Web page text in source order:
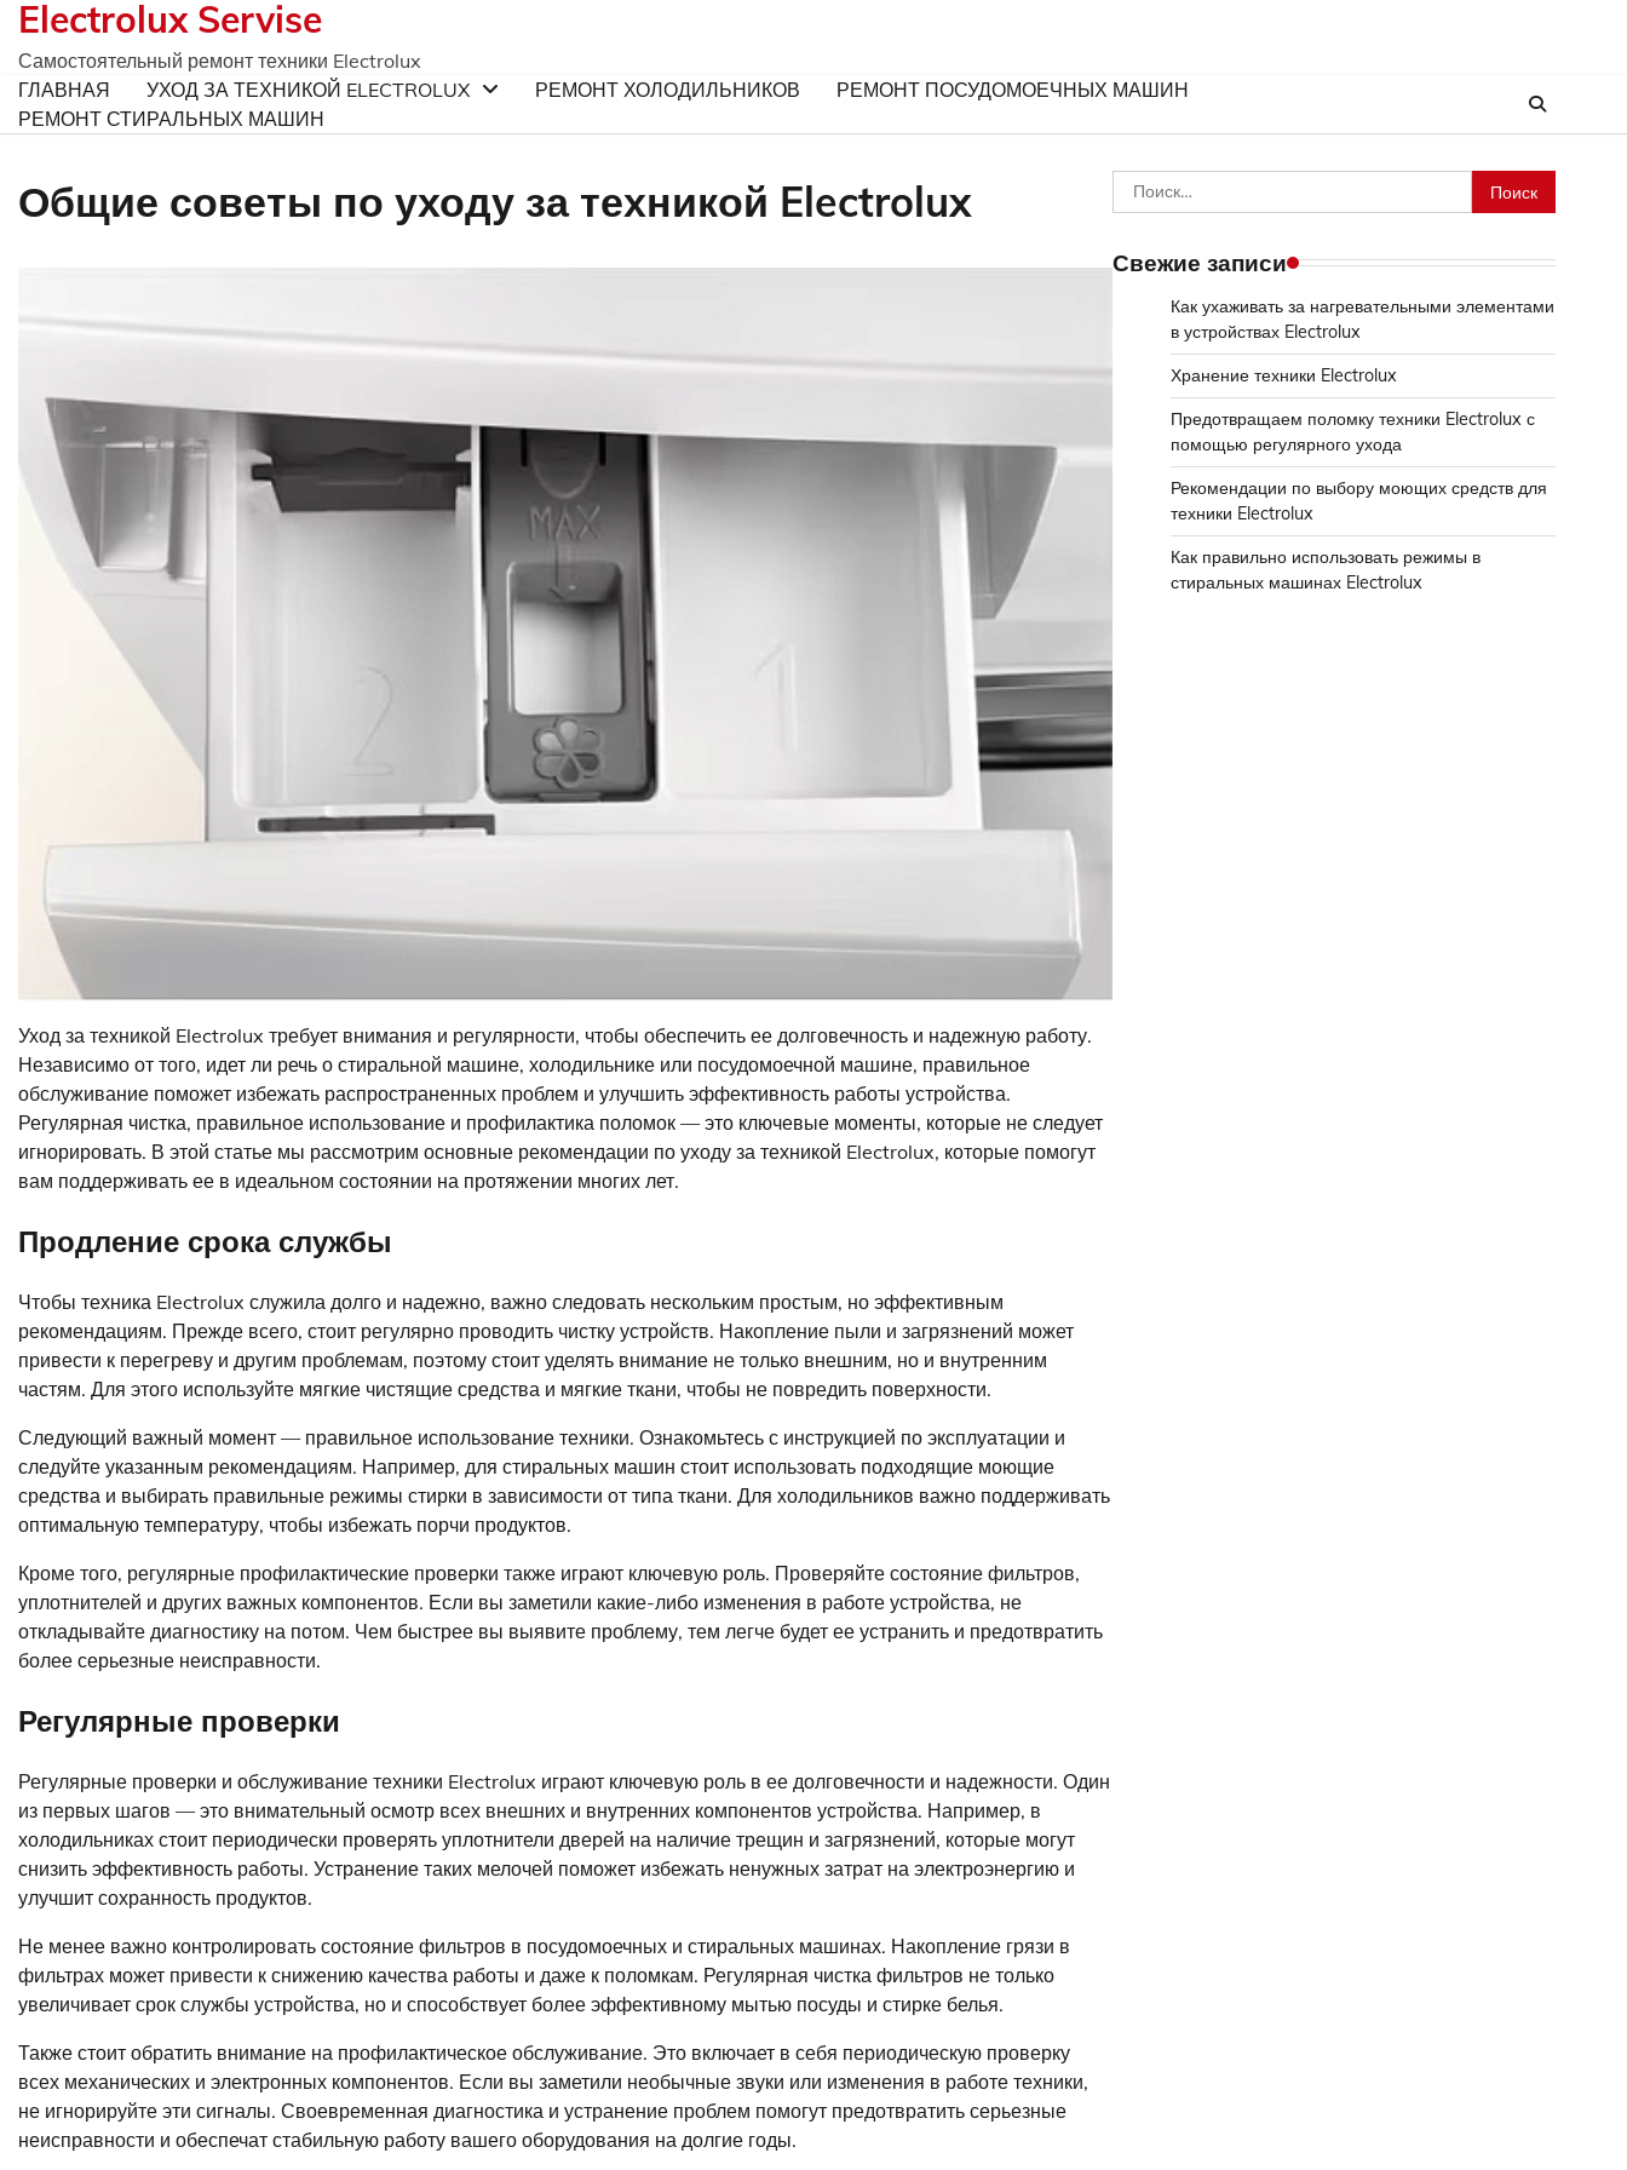
Skip
content
Electrolux Servise
Самостоятельный ремонт техники Electrolux
ГЛАВНАЯ
УХОД ЗА ТЕХНИКОЙ ELECTROLUX РЕМОНТ ХОЛОДИЛЬНИКОВ
РЕМОНТ ПОСУДОМОЕЧНЫХ МАШИН
РЕМОНТ СТИРАЛЬНЫХ МАШИН
Общие советы по уходу за техникой Electrolux
Уход за техникой Electrolux требует внимания и регулярности, чтобы обеспечить ее долговечность и надежную работу.
Независимо от того, идет ли речь о стиральной машине, холодильнике или посудомоечной машине, правильное
обслуживание поможет избежать распространенных проблем и улучшить эффективность работы устройства.
Регулярная чистка, правильное использование и профилактика поломок — это ключевые моменты, которые не следует
игнорировать. В этой статье мы рассмотрим основные рекомендации по уходу за техникой Electrolux, которые помогут
вам поддерживать ее в идеальном состоянии на протяжении многих лет.
Продление срока службы
Чтобы техника Electrolux служила долго и надежно, важно следовать нескольким простым, но эффективным
рекомендациям. Прежде всего, стоит регулярно проводить чистку устройств. Накопление пыли и загрязнений может
привести к перегреву и другим проблемам, поэтому стоит уделять внимание не только внешним, но и внутренним
частям. Для этого используйте мягкие чистящие средства и мягкие ткани, чтобы не повредить поверхности.
Следующий важный момент — правильное использование техники. Ознакомьтесь с инструкцией по эксплуатации и
следуйте указанным рекомендациям. Например, для стиральных машин стоит использовать подходящие моющие
средства и выбирать правильные режимы стирки в зависимости от типа ткани. Для холодильников важно поддерживать
оптимальную температуру, чтобы избежать порчи продуктов.
Кроме того, регулярные профилактические проверки также играют ключевую роль. Проверяйте состояние фильтров,
уплотнителей и других важных компонентов. Если вы заметили какие-либо изменения в работе устройства, не
откладывайте диагностику на потом. Чем быстрее вы выявите проблему, тем легче будет ее устранить и предотвратить
более серьезные неисправности.
Регулярные проверки
Регулярные проверки и обслуживание техники Electrolux играют ключевую роль в ее долговечности и надежности. Один
из первых шагов — это внимательный осмотр всех внешних и внутренних компонентов устройства. Например, в
холодильниках стоит периодически проверять уплотнители дверей на наличие трещин и загрязнений, которые могут
снизить эффективность работы. Устранение таких мелочей поможет избежать ненужных затрат на электроэнергию и
улучшит сохранность продуктов.
Не менее важно контролировать состояние фильтров в посудомоечных и стиральных машинах. Накопление грязи в
фильтрах может привести к снижению качества работы и даже к поломкам. Регулярная чистка фильтров не только
увеличивает срок службы устройства, но и способствует более эффективному мытью посуды и стирке белья.
Также стоит обратить внимание на профилактическое обслуживание. Это включает в себя периодическую проверку
всех механических и электронных компонентов. Если вы заметили необычные звуки или изменения в работе техники,
не игнорируйте эти сигналы. Своевременная диагностика и устранение проблем помогут предотвратить серьезные
неисправности и обеспечат стабильную работу вашего оборудования на долгие годы.
Найти:
Свежие записи
Как ухаживать за нагревательными элементами
в устройствах Electrolux
Хранение техники Electrolux
Предотвращаем поломку техники Electrolux с
помощью регулярного ухода
Рекомендации по выбору моющих средств для
техники Electrolux
Как правильно использовать режимы в
стиральных машинах Electrolux